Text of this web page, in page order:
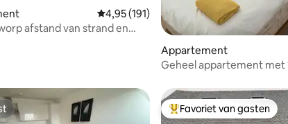
4,95 uit 5, 237 recensies
Gemiddelde beoordeling van 4,95 uit 5,
4,95 (191)
afstand van strand en
Appartement
Geheel appartement met
Topfavoriet van gasten
Favoriet van gasten